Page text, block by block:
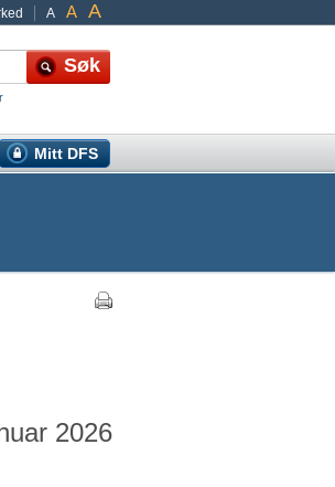
A A A
Mitt DFS
2026